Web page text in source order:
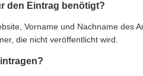
den Eintrag benötigt?
Vorname und Nachname des
die nicht veröffentlicht wird.